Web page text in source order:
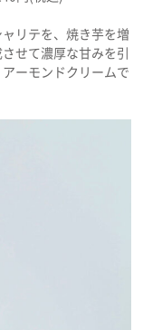
リテを、焼き芋を増
せて濃厚な甘みを引
ーモンドクリームで